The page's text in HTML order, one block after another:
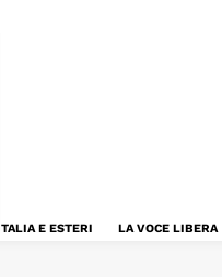
E ESTERI LA VOCE LIBERA